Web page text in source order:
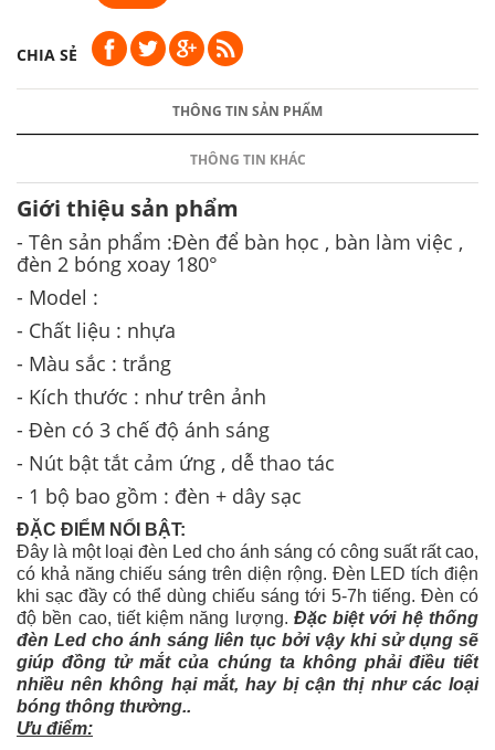
CHIA SẺ
THÔNG TIN SẢN PHẨM
THÔNG TIN KHÁC
Giới thiệu sản phẩm
- Tên sản phẩm :Đèn để bàn học , bàn làm việc ,
đèn 2 bóng xoay 180°
- Model :
- Chất liệu : nhựa
- Màu sắc : trắng
- Kích thước : như trên ảnh
- Đèn có 3 chế độ ánh sáng
- Nút bật tắt cảm ứng , dễ thao tác
- 1 bộ bao gồm : đèn + dây sạc
ĐẶC ĐIỂM NỔI BẬT:
Đây là một loại đèn Led cho ánh sáng có công suất rất cao,
có khả năng chiếu sáng trên diện rộng. Đèn LED tích điện
khi sạc đầy có thể dùng chiếu sáng tới 5-7h tiếng. Đèn có
độ bền cao, tiết kiệm năng lượng. Đặc biệt với hệ thống
đèn Led cho ánh sáng liên tục bởi vậy khi sử dụng sẽ
giúp đồng tử mắt của chúng ta không phải điều tiết
nhiều nên không hại mắt, hay bị cận thị như các loại
bóng thông thường..
Ưu điểm: